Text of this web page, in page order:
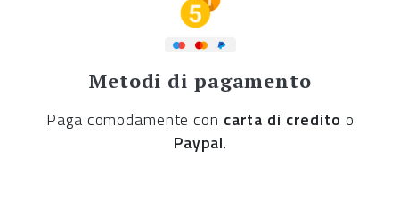
Metodi di pagamento
Paga comodamente con carta di credito o
Paypal.